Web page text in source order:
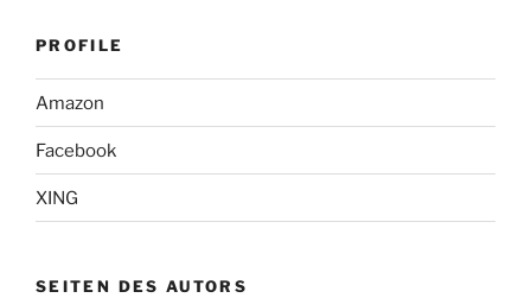
PROFILE
Amazon
Facebook
XING
SEITEN DES AUTORS